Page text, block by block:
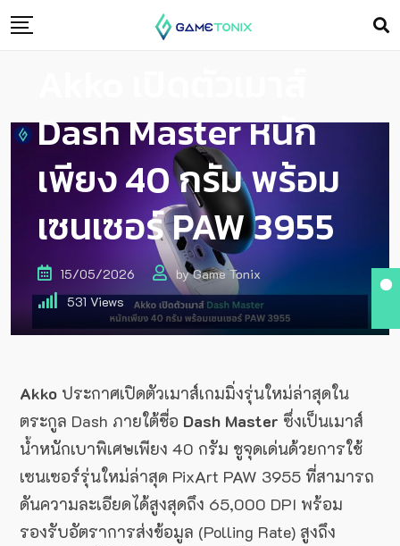
Dash Master หนัก
เพียง 40 กรัม พร้อม
เซนเซอร์ PAW 3955
15/05/2026 byGame Tonix
531 Views
Akko ประกาศเปิดตัวเมาส์เกมมิ่งรุ่นใหม่ล่าสุดใน
ตระกูล Dash ภายใต้ชื่อ Dash Master ซึ่งเป็นเมาส์
น้ำหนักเบาพิเศษเพียง 40 กรัม ชูจุดเด่นด้วยการใช้
เซนเซอร์รุ่นใหม่ล่าสุด PixArt PAW 3955 ที่สามารถ
ดันความละเอียดได้สูงสุดถึง 65,000 DPI พร้อม
รองรับอัตราการส่งข้อมูล (Polling Rate) สูงถึง